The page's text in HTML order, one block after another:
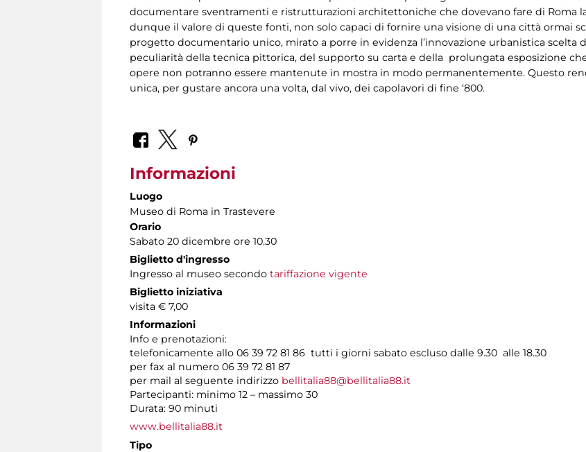
documentare sventramenti e ristrutturazioni architettoniche che dovevano fare di Roma
dunque il valore di queste fonti, non solo capaci di fornire una visione di una città ormai
progetto documentario unico, mirato a porre in evidenza l’innovazione urbanistica scelta
peculiarità della tecnica pittorica, del supporto su carta e della prolungata esposizione
opere non potranno essere mantenute in mostra in modo permanentemente. Questo
unica, per gustare ancora una volta, dal vivo, dei capolavori di fine ‘800.
Informazioni
Luogo
Museo di Roma in Trastevere
Orario
Sabato 20 dicembre ore 10.30
Biglietto d'ingresso
Ingresso al museo secondo tariffazione vigente
Biglietto iniziativa
visita € 7,00
Informazioni
Info e prenotazioni:
telefonicamente allo 06 39 72 81 86 tutti i giorni sabato escluso dalle 9.30 alle 18.30
per fax al numero 06 39 72 81 87
per mail al seguente indirizzo bellitalia88@bellitalia88.it
Partecipanti: minimo 12 – massimo 30
Durata: 90 minuti
www.bellitalia88.it
Tipo